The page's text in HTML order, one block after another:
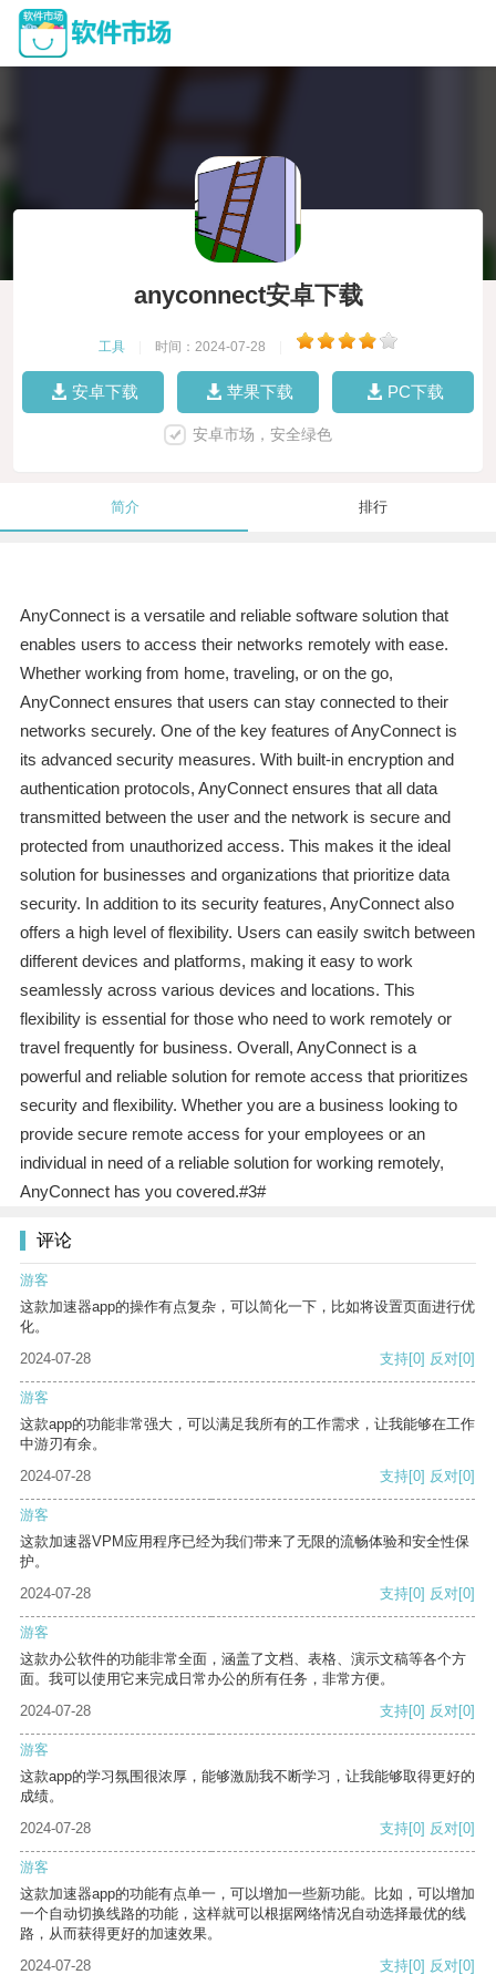
anyconnect安卓下载
工具 时间：2024-07-28
安卓下载 苹果下载 PC下载
安卓市场，安全绿色
简介 排行
AnyConnect is a versatile and reliable software solution that
enables users to access their networks remotely with ease.
Whether working from home, traveling, or on the go,
AnyConnect ensures that users can stay connected to their
networks securely. One of the key features of AnyConnect is
its advanced security measures. With built-in encryption and
authentication protocols, AnyConnect ensures that all data
transmitted between the user and the network is secure and
protected from unauthorized access. This makes it the ideal
solution for businesses and organizations that prioritize data
security. In addition to its security features, AnyConnect also
offers a high level of flexibility. Users can easily switch between
different devices and platforms, making it easy to work
seamlessly across various devices and locations. This
flexibility is essential for those who need to work remotely or
travel frequently for business. Overall, AnyConnect is a
powerful and reliable solution for remote access that prioritizes
security and flexibility. Whether you are a business looking to
provide secure remote access for your employees or an
individual in need of a reliable solution for working remotely,
AnyConnect has you covered.#3#
评论
游客
这款加速器app的操作有点复杂，可以简化一下，比如将设置页面进行优
化。
2024-07-28
支持[0] 反对[0]
游客
这款app的功能非常强大，可以满足我所有的工作需求，让我能够在工作
中游刃有余。
2024-07-28
支持[0] 反对[0]
游客
这款加速器VPM应用程序已经为我们带来了无限的流畅体验和安全性保
护。
2024-07-28
支持[0] 反对[0]
游客
这款办公软件的功能非常全面，涵盖了文档、表格、演示文稿等各个方
面。我可以使用它来完成日常办公的所有任务，非常方便。
2024-07-28
支持[0] 反对[0]
游客
这款app的学习氛围很浓厚，能够激励我不断学习，让我能够取得更好的
成绩。
2024-07-28
支持[0] 反对[0]
游客
这款加速器app的功能有点单一，可以增加一些新功能。比如，可以增加
一个自动切换线路的功能，这样就可以根据网络情况自动选择最优的线
路，从而获得更好的加速效果。
2024-07-28
支持[0] 反对[0]